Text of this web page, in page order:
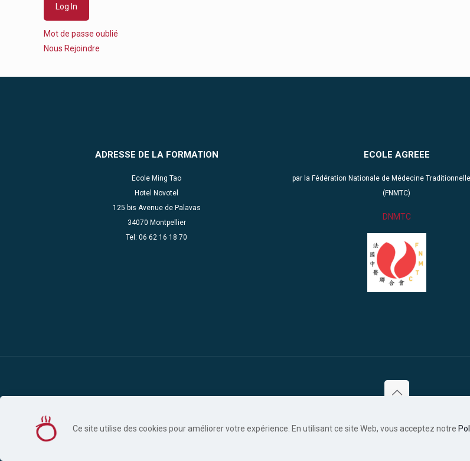
Mot de passe oublié
Nous Rejoindre
ADRESSE DE LA FORMATION
Ecole Ming Tao
Hotel Novotel
125 bis Avenue de Palavas
34070 Montpellier
Tel: 06 62 16 18 70
ECOLE AGREEE
par la Fédération Nationale de Médecine
(FNMTC)
DNMTC
Ce site utilise des cookies pour améliorer votre expérience. En utilisant ce site Web, vous acceptez notre